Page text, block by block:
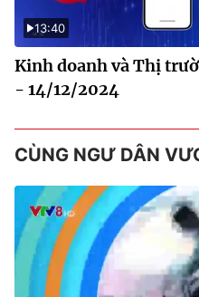
13:40
Kinh doanh và Thị
- 14/12/2024
CÙNG NGƯ DÂN